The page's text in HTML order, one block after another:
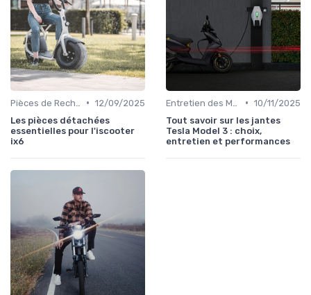
• 12/09/2025
Les pièces détachées
essentielles pour l'iscooter
ix6
• 10/11/2025
Tout savoir sur les jantes
Tesla Model 3 : choix,
entretien et performances